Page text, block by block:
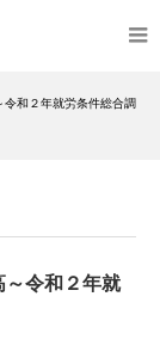
和２年就労条件総合調
令和２年就